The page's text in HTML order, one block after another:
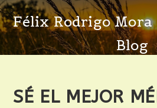
Félix Rodrigo Mora
Blog
SÉ EL MEJOR